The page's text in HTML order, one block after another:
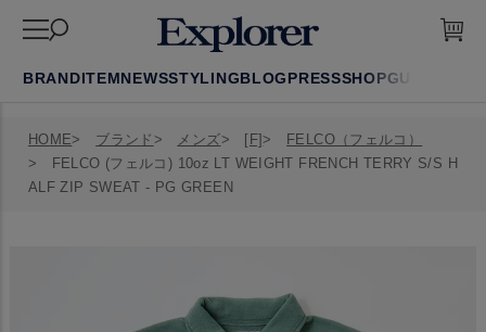
BRANDITEMNEWSSTYLINGBLOGPRESSSHOPGUIDE
HOME ブランド メンズ [F]
FELCO（フェルコ）
FELCO (フェルコ) 10oz LT WEIGHT FRENCH TERRY S/S H
ALF ZIP SWEAT - PG GREEN